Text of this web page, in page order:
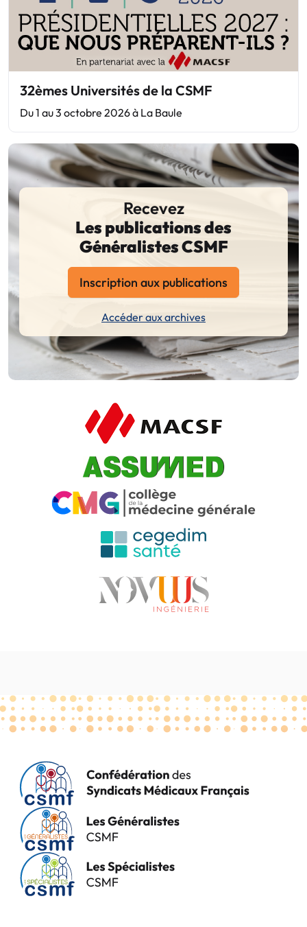
32èmes Universités de la CSMF
Du 1 au 3 octobre 2026 à La Baule
Recevez
Les publications des
Généralistes CSMF
Inscription aux publications
Accéder aux archives